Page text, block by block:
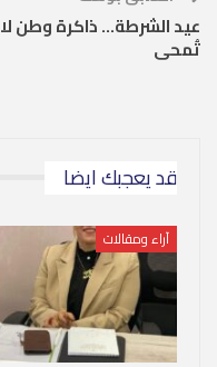
عيد الشرطة… ذاكرة وطن لا
تُمحى
قد يعجبك ايضا
آراء ومقالات